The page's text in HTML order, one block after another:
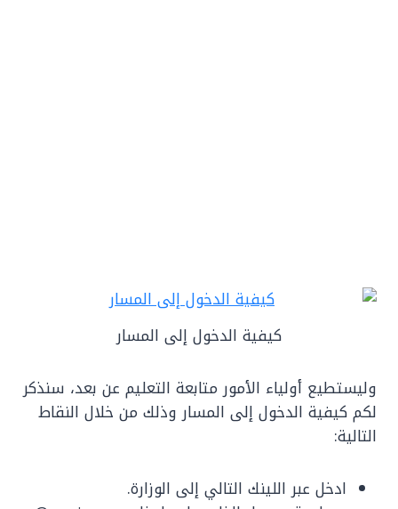
كيفية الدخول إلى المسار
وليستطيع أولياء الأمور متابعة التعليم عن بعد، سنذكر
لكم كيفية الدخول إلى المسار وذلك من خلال النقاط
التالية:
ادخل عبر اللينك التالي إلى الوزارة.